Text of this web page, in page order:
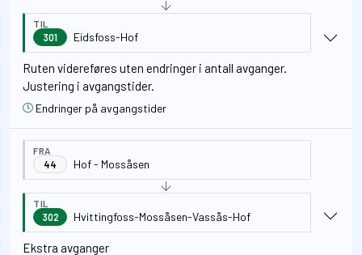
TIL
301
Eidsfoss-Hof
Ruten videreføres uten endringer i antall avganger.
Justering i avgangstider.
Endringer på avgangstider
FRA
44
Hof - Mossåsen
TIL
302
Hvittingfoss-Mossåsen-Vassås-Hof
Ekstra avganger